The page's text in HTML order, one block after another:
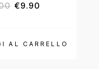
AL CARRELLO
€9.90